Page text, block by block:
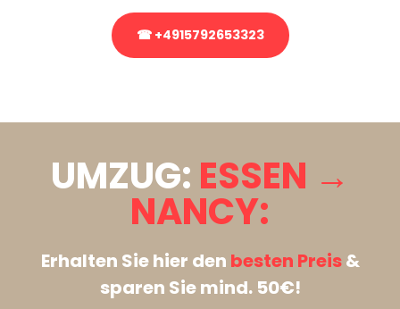
☎ +4915792653323
UMZUG: ESSEN →
NANCY:
Erhalten Sie hier den besten Preis&
sparen Sie mind. 50€!